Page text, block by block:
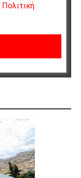
Πολιτική